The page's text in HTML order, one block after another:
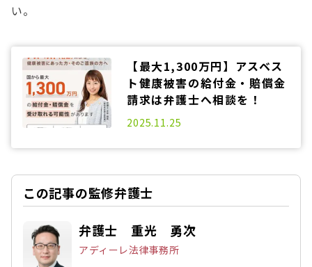
い。
【最大1,300万円】アスベス
ト健康被害の給付金・賠償金
請求は弁護士へ相談を！
2025.11.25
この記事の監修弁護士
弁護士 重光 勇次
アディーレ法律事務所